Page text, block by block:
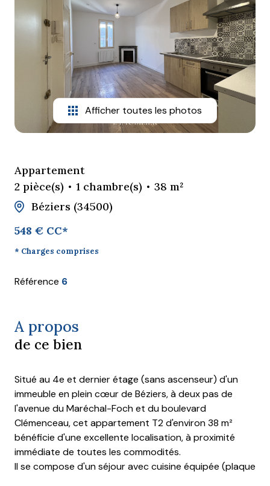
Nous
contacter
rejoindre
Afficher toutes les photos
Appartement
2 pièce(s)
1 chambre(s)
38 m²
Béziers (34500)
548 € CC*
* Charges comprises
Référence 6
A propos
de ce bien
Situé au 4e et dernier étage (sans ascenseur) d'un
immeuble en plein cœur de Béziers, à deux pas de
l'avenue du Maréchal-Foch et du boulevard
Clémenceau, cet appartement T2 d'environ 38 m²
bénéficie d'une excellente localisation, à proximité
immédiate de toutes les commodités.
Il se compose d'un séjour avec cuisine équipée (plaque